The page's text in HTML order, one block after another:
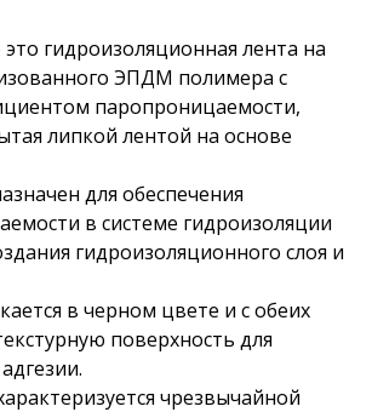
это гидроизоляционная лента на
ЭПДМ полимера с
паропроницаемости,
липкой лентой на основе
для обеспечения
в системе гидроизоляции
гидроизоляционного слоя и
в черном цвете и с обеих
поверхность для
чрезвычайной